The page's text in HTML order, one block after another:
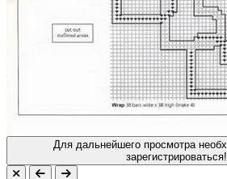
Для дальнейшего просмотра необходимо войти или
зарегистрироваться!